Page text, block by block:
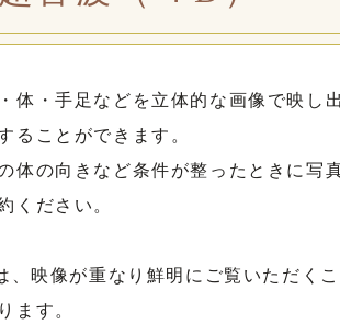
体・手足などを立体的な画像で映し
ることができます。
体の向きなど条件が整ったときに写
ください。
映像が重なり鮮明にご覧いただく
ます。